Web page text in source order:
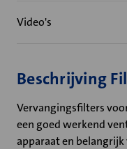
Video's
Beschrijving
Vervangingsfilters
een goed werkend
apparaat en